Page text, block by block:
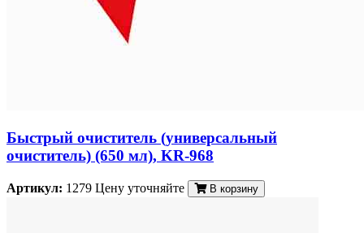
Быстрый очиститель (универсальный
очиститель) (650 мл), KR-968
Артикул: 1279 Цену уточняйте В корзину